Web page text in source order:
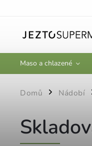
Maso a chlazené
Domů / Nádobí /